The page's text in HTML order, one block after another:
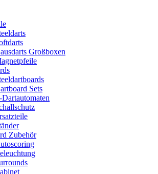
Großboxen
Sets
Dartautomaten
Zubehör